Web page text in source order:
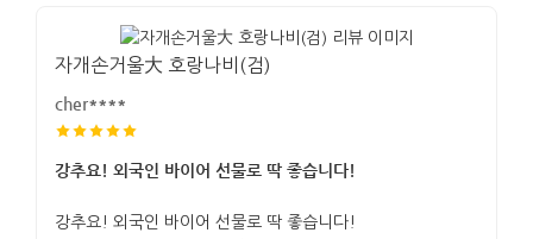
자개손거울大 호랑나비(검)
cher****
강추요! 외국인 바이어 선물로 딱 좋습니다!
강추요! 외국인 바이어 선물로 딱 좋습니다!